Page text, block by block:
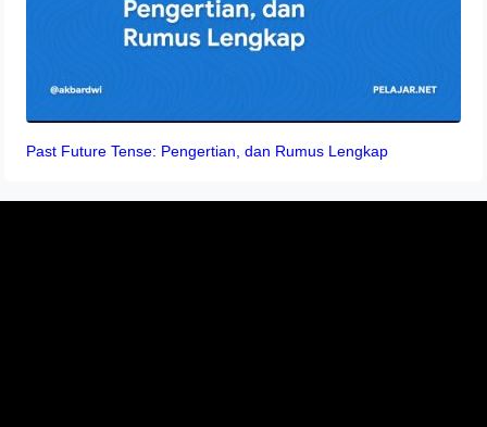
Past Future Tense: Pengertian, dan Rumus Lengkap